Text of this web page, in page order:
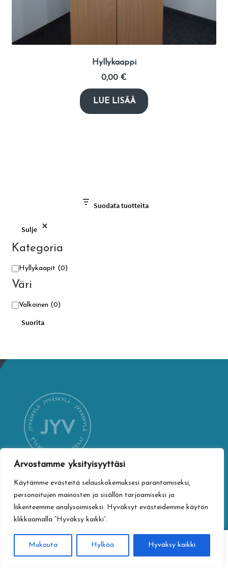
Arvostamme yksityisyyttäsi
Käytämme evästeitä selauskokemuksesi parantamiseksi,
personoitujen mainosten ja sisällön tarjoamiseksi ja
liikenteemme analysoimiseksi. Hyväksyt evästeidemme käytön
klikkaamalla ”Hyväksy kaikki”.
Mukauta Hylkää Hyväksy kaikki
Hyllykaappi
0,00 €
LUE LISÄÄ
Suodata tuotteita
Sulje
Kategoria
Kategoria
Hyllykaapit (0)
Väri
VäriValkoinen (0)
Suorita
YHTEYSTIEDOT
Jyväskylän kaupungin verkkokauppa
Vapaudenkatu 32
40100 Jyväskylä
jyvaskylan.verkkokauppa@jyvaskyla.fi
Etsi:
Haku
0